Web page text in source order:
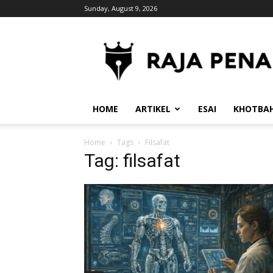
Sunday, August 9, 2026
HOME ARTIKEL ESAI
Home Tags Filsafat
Tag: filsafat